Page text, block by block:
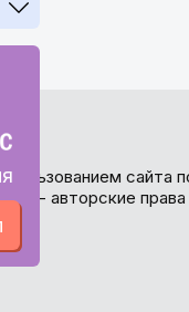
сайта
- авторские